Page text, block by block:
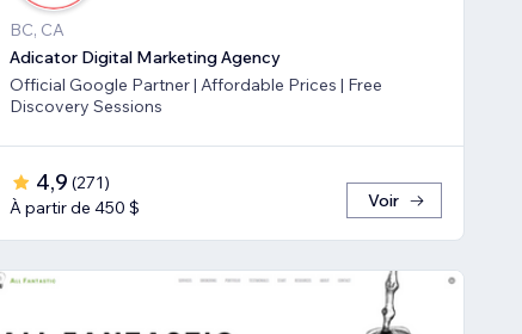
BC, CA
Adicator Digital Marketing Agency
Official Google Partner | Affordable Prices | Free
Discovery Sessions
4,9 (271)
À partir de 450 $
Voir